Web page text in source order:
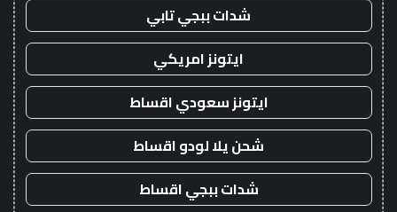
شدات ببجي تابي
ايتونز امريكي
ايتونز سعودي اقساط
شحن يلا لودو اقساط
شدات ببجي اقساط